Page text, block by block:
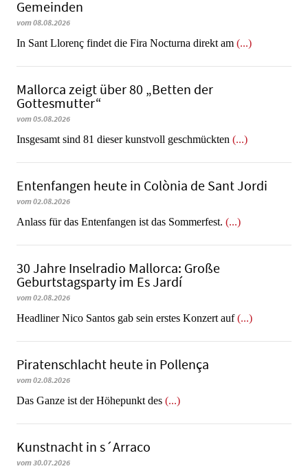
Gemeinden
vom 08.08.2026
In Sant Llorenç findet die Fira Nocturna direkt am (...)
Mallorca zeigt über 80 „Betten der
Gottesmutter“
vom 05.08.2026
Insgesamt sind 81 dieser kunstvoll geschmückten (...)
Entenfangen heute in Colònia de Sant Jordi
vom 02.08.2026
Anlass für das Entenfangen ist das Sommerfest. (...)
30 Jahre Inselradio Mallorca: Große
Geburtstagsparty im Es Jardí
vom 02.08.2026
Headliner Nico Santos gab sein erstes Konzert auf(...)
Piratenschlacht heute in Po­llen­ça
vom 02.08.2026
​​​​​​​Das Ganze ist der Höhepunkt des (...)
Kunstnacht in s´Arraco
vom 30.07.2026